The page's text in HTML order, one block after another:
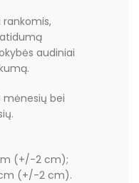
rankomis,
audiniai
mėnesių bei
(+/-2 cm);
cm (+/-2 cm).